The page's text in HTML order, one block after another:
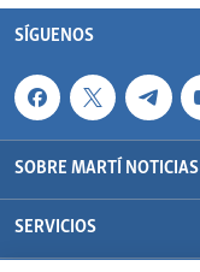
SÍGUENOS
SOBRE MARTÍ NOTICIAS
SERVICIOS